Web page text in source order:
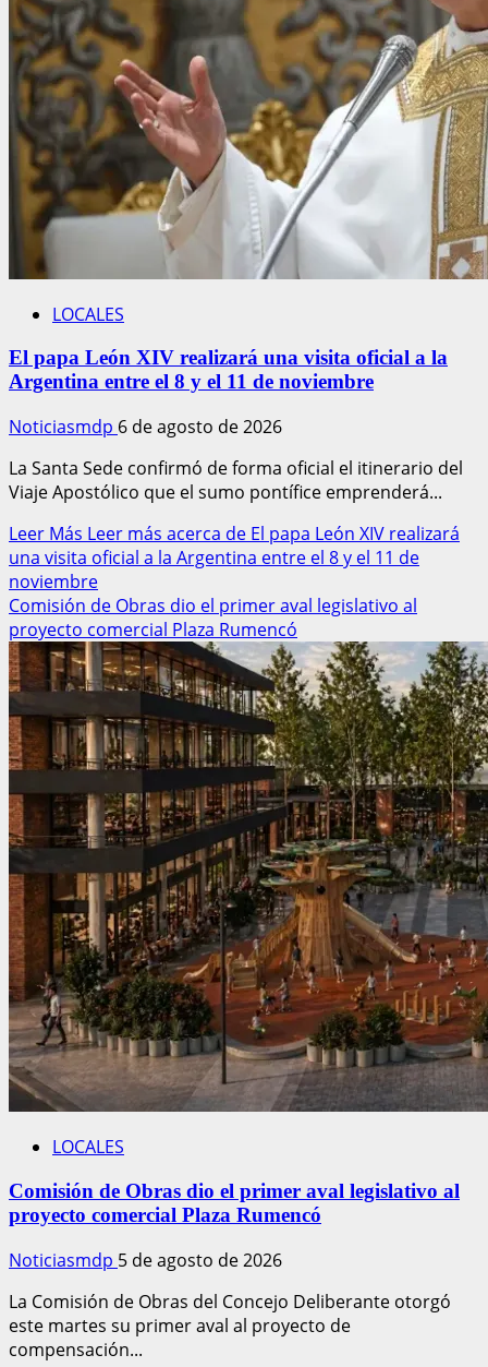
LOCALES
El papa León XIV realizará una visita oficial a la
Argentina entre el 8 y el 11 de noviembre
Noticiasmdp 6 de agosto de 2026
La Santa Sede confirmó de forma oficial el itinerario del
Viaje Apostólico que el sumo pontífice emprenderá...
Leer Más Leer más acerca de El papa León XIV realizará
una visita oficial a la Argentina entre el 8 y el 11 de
noviembre
Comisión de Obras dio el primer aval legislativo al
proyecto comercial Plaza Rumencó
LOCALES
Comisión de Obras dio el primer aval legislativo al
proyecto comercial Plaza Rumencó
Noticiasmdp 5 de agosto de 2026
La Comisión de Obras del Concejo Deliberante otorgó
este martes su primer aval al proyecto de
compensación...